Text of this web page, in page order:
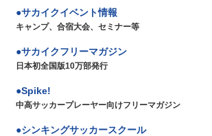
サカイクイベント情報
キャンプ、合宿大会、セミナー等
サカイクフリーマガジン
日本初全国版10万部発行
Spike!
中高サッカープレーヤー向けフリーマガジン
シンキングサッカースクール